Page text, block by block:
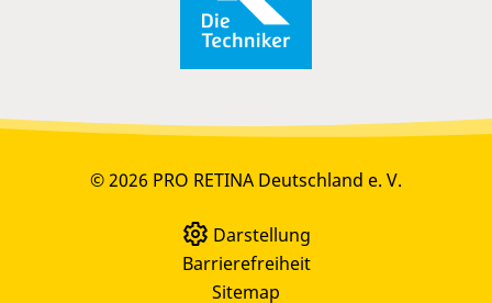
© 2026 PRO RETINA Deutschland e. V.
Darstellung
Barrierefreiheit
Sitemap